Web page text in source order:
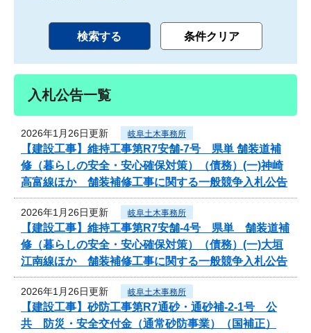
入札公告一覧
2026年1月26日更新 岐阜土木事務所
【建設工事】維持工事第R7安舗-7号 県単 舗装道補
修（暮らしの安全・安心確保対策）（債務）(一)神崎
高富線ほか 舗装補修工事に関する一般競争入札公告
2026年1月26日更新 岐阜土木事務所
【建設工事】維持工事第R7安舗-4号 県単 舗装道補
修（暮らしの安全・安心確保対策）（債務）(一)大垣
江南線ほか 舗装補修工事に関する一般競争入札公告
2026年1月26日更新 岐阜土木事務所
【建設工事】砂防工事第R7通砂・通砂補-2-1号 公
共 防災・安全交付金（通常砂防事業）（国補正）